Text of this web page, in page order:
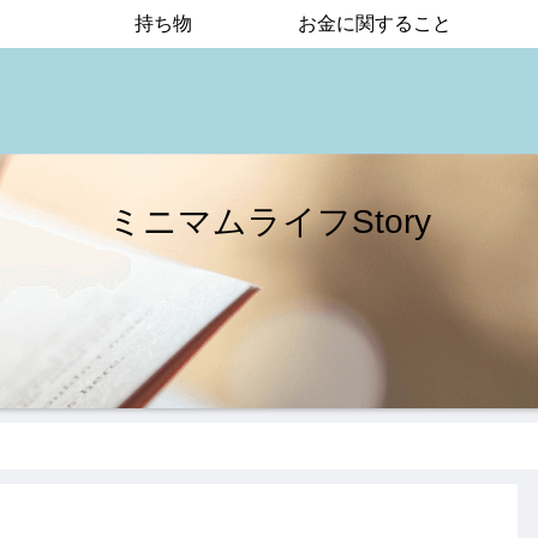
ミニマムライフStory
持ち物 お金に関すること